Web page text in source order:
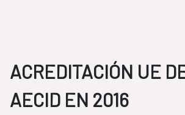
ACREDITACIÓN UE
AECID EN 2016